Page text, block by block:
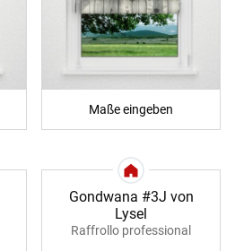
Maße eingeben
Gondwana #3J von
Lysel
Raffrollo professional